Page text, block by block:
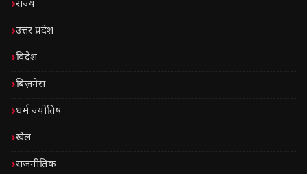
राज्य
उत्तर प्रदेश
विदेश
बिज़नेस
धर्म ज्योतिष
खेल
राजनीतिक